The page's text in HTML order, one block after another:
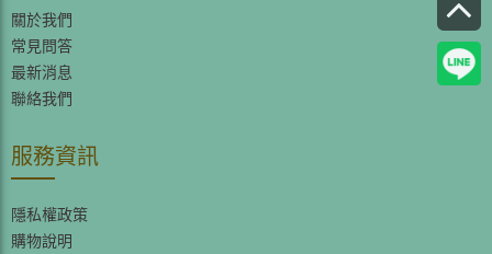
關於我們
常見問答
最新消息
聯絡我們
服務資訊
隱私權政策
購物說明